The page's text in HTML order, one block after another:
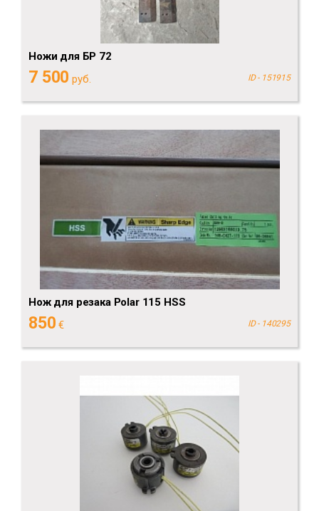
Ножи для БР 72
7 500 руб. ID - 151915
Нож для резака Polar 115 HSS
850 € ID - 140295